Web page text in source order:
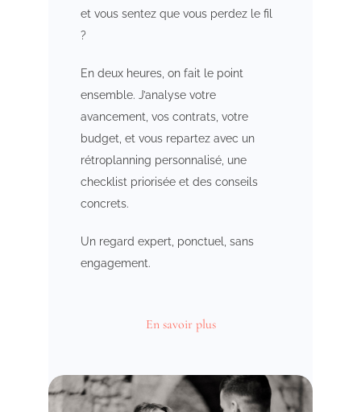
et vous sentez que vous perdez le fil
?
En deux heures, on fait le point
ensemble. J’analyse votre
avancement, vos contrats, votre
budget, et vous repartez avec un
rétroplanning personnalisé, une
checklist priorisée et des conseils
concrets.
Un regard expert, ponctuel, sans
engagement.
En savoir plus